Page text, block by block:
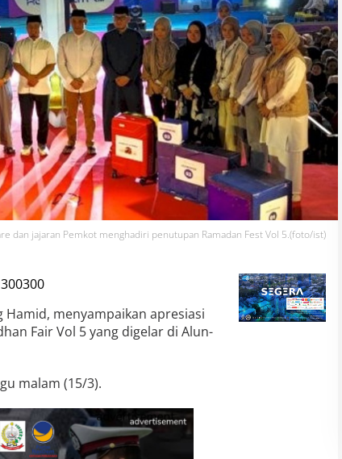
dan jajaran Pemkot menghadiri penutupan Ramadan Fest Vol 5.(foto/ist)
Hamid, menyampaikan apresiasi
Fair Vol 5 yang digelar di Alun-
malam (15/3).